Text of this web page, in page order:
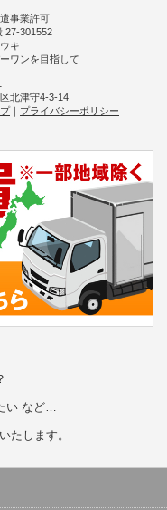
事業許可
27-301552
キ
ワンを目指して
北津守4-3-14
プライバシーポリシー
い など…
たします。